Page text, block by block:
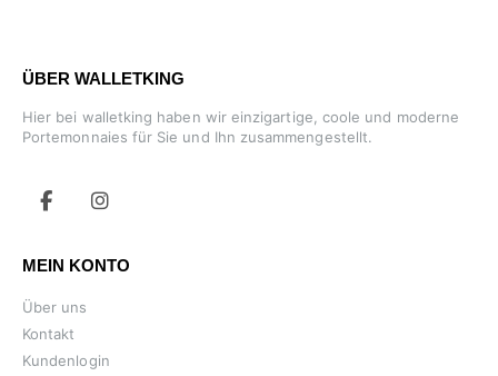
ÜBER WALLETKING
Hier bei walletking haben wir einzigartige, coole und moderne
Portemonnaies für Sie und Ihn zusammengestellt.
MEIN KONTO
Über uns
Kontakt
Kundenlogin